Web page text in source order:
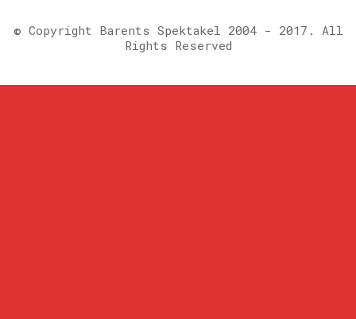
© Copyright Barents Spektakel 2004 - 2017. All
Rights Reserved